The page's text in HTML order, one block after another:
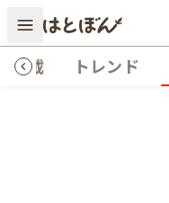
連載 トレンド